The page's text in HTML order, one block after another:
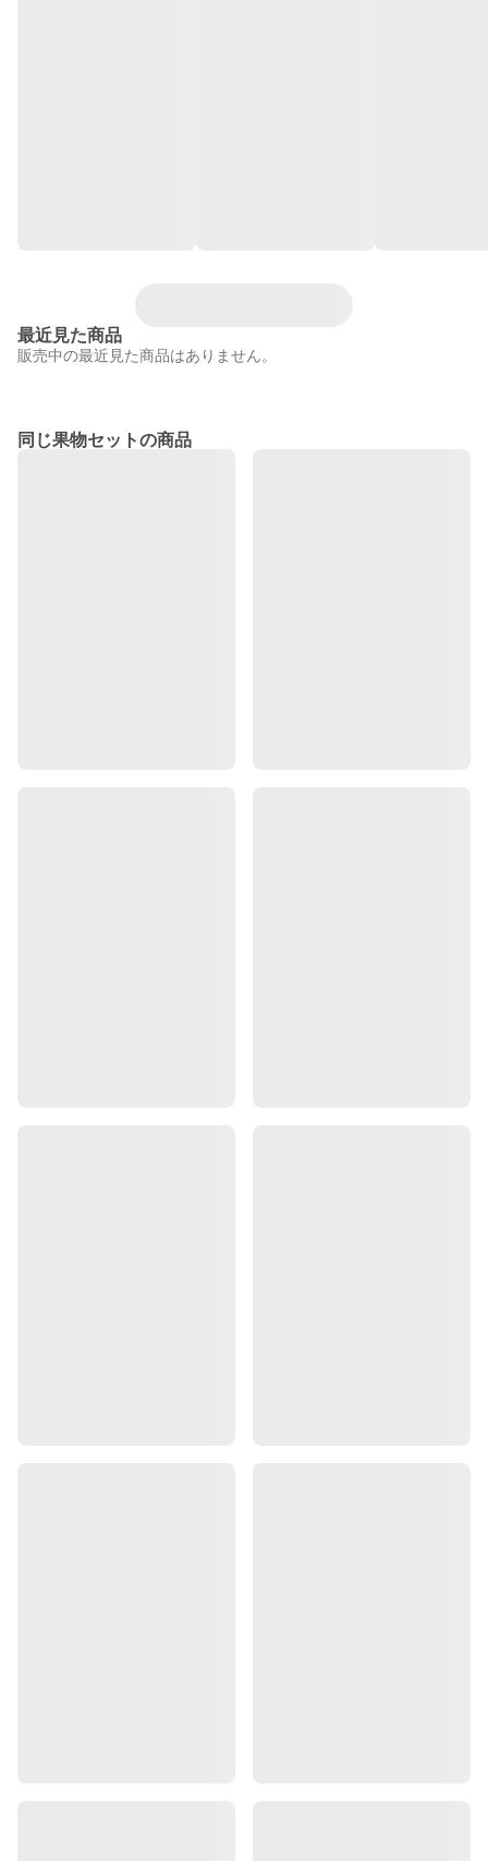
最近見た商品
販売中の最近見た商品はありません。
同じ果物セットの商品